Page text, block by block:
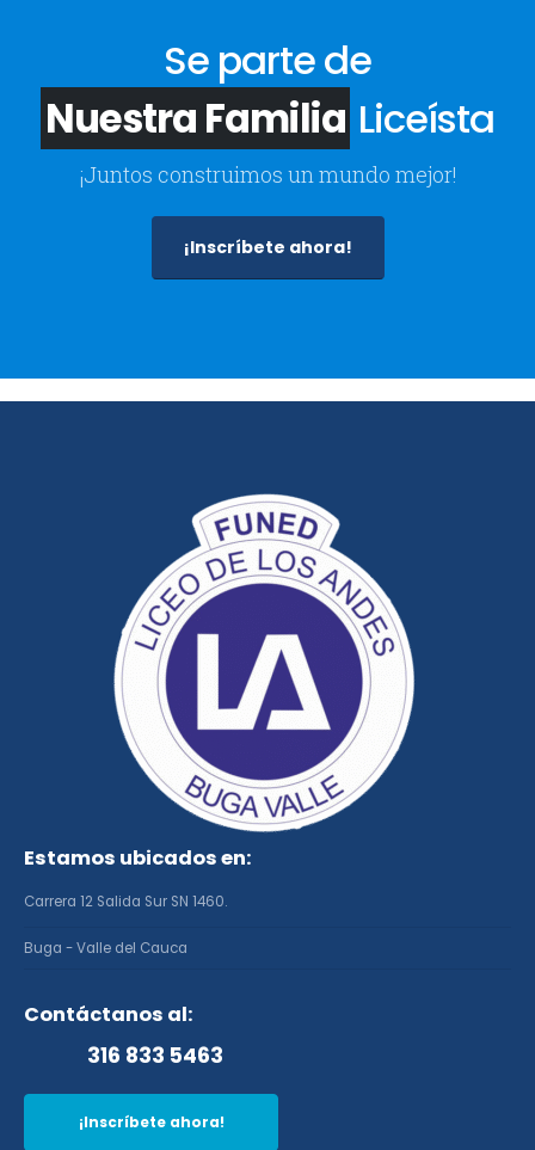
Se parte de
Nuestra Familia Liceísta
¡Juntos construimos un mundo mejor!
¡Inscríbete ahora!
Estamos ubicados en:
Carrera 12 Salida Sur SN 1460.
Buga - Valle del Cauca
Contáctanos al:
316 833 5463
¡Inscríbete ahora!